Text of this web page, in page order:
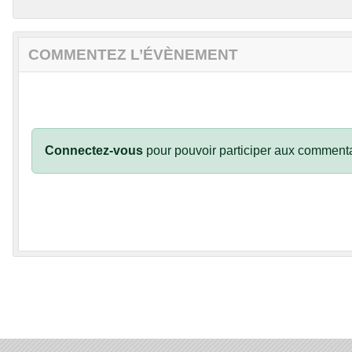
COMMENTEZ L’ÉVÈNEMENT
Connectez-vous pour pouvoir participer aux